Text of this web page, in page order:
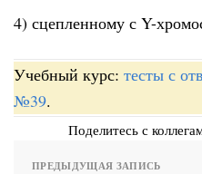
4) сцепленному с Y-
Учебный курс: тесты с
№39.
Поделитесь с
ПРЕДЫДУЩАЯ ЗАПИСЬ